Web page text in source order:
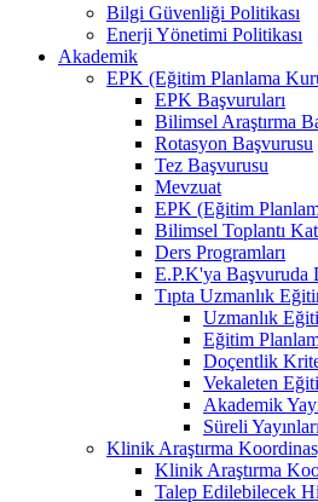
Bilgi Güvenliği Politikası
Enerji Yönetimi Politikası
Akademik
EPK (Eğitim Planlama
EPK Başvuruları
Bilimsel Araştırma
Rotasyon Başvurusu
Tez Başvurusu
Mevzuat
EPK (Eğitim
Bilimsel Toplantı
Ders Programları
E.P.K'ya Başvuruda
Tıpta Uzmanlık
Uzmanlık
Eğitim
Doçentlik
Vekaleten
Akademik
Süreli
Klinik Araştırma
Klinik Araştırma
Talep Edilebilecek